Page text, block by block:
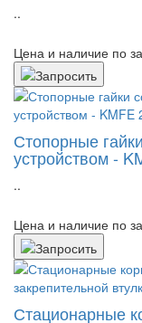
..
Цена и наличие по
Стопорные
устройством -
..
Цена и наличие по
Стационарные